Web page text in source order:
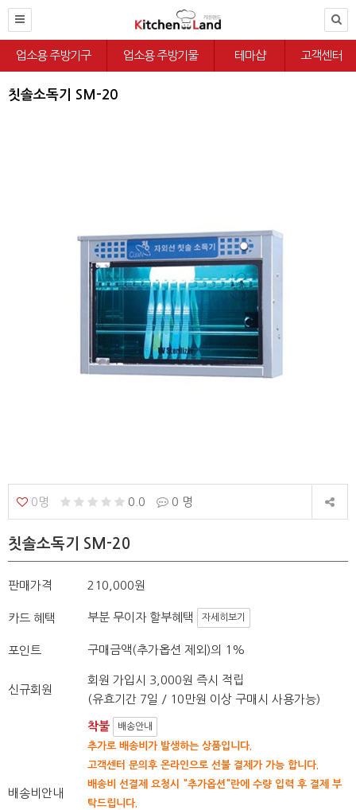
업소용 주방기구 업소용 주방기물 테마샵 고객센터
칫솔소독기 SM-20
0명 0.0 0 명
칫솔소독기 SM-20
판매가격 210,000원
카드 혜택 부분 무이자 할부혜택 자세히보기
포인트 구매금액(추가옵션 제외)의 1%
신규회원
회원 가입시 3,000원 즉시 적립
(유효기간 7일 / 10만원 이상 구매시 사용가능)
배송비안내
착불 배송안내
추가로 배송비가 발생하는 상품입니다.
고객센터 문의후 온라인으로 선불 결제가 가능 합니다.
배송비 선결제 요청시 "추가옵션"란에 수량 입력 후 결제 부
탁드립니다.